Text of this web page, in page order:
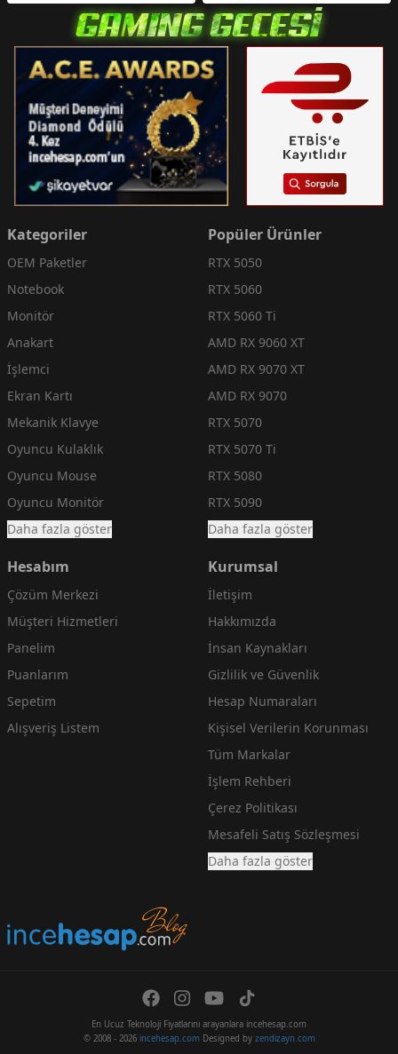
Kategoriler
OEM Paketler
Notebook
Monitör
Anakart
İşlemci
Ekran Kartı
Mekanik Klavye
Oyuncu Kulaklık
Oyuncu Mouse
Oyuncu Monitör
Daha fazla göster
Popüler Ürünler
RTX 5050
RTX 5060
RTX 5060 Ti
AMD RX 9060 XT
AMD RX 9070 XT
AMD RX 9070
RTX 5070
RTX 5070 Ti
RTX 5080
RTX 5090
Daha fazla göster
Hesabım
Çözüm Merkezi
Müşteri Hizmetleri
Panelim
Puanlarım
Sepetim
Alışveriş Listem
Kurumsal
İletişim
Hakkımızda
İnsan Kaynakları
Gizlilik ve Güvenlik
Hesap Numaraları
Kişisel Verilerin Korunması
Tüm Markalar
İşlem Rehberi
Çerez Politikası
Mesafeli Satış Sözleşmesi
Daha fazla göster
En Ucuz Teknoloji Fiyatlarını arayanlara incehesap.com
© 2008 - 2026 incehesap.comDesigned by zendizayn.com